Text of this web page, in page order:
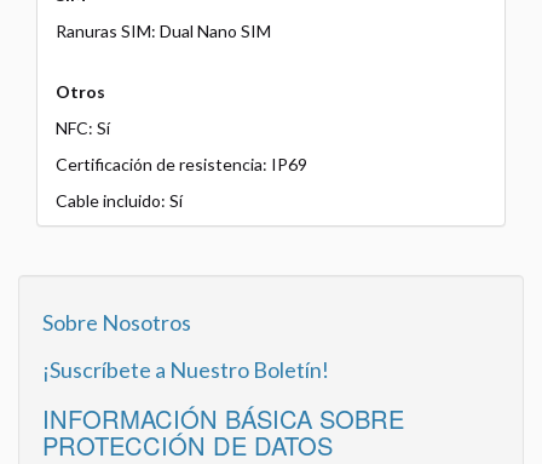
Ranuras SIM: Dual Nano SIM
Otros
NFC: Sí
Certificación de resistencia: IP69
Cable incluido: Sí
Sobre Nosotros
¡Suscríbete a Nuestro Boletín!
INFORMACIÓN BÁSICA SOBRE
PROTECCIÓN DE DATOS